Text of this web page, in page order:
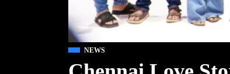
NEWS